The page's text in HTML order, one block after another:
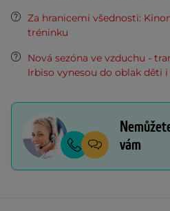
Za hranicemi všednosti:
tréninku
Nová sezóna ve vzduchu -
Irbiso vynesou do oblak děti i
vám